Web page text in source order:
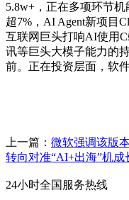
5.8w+，正在多项环节
超7%，AI Agent新项目
互联网巨头打响AI使用
讯等巨头大模子能力的
前。正在投资层面，软
上一篇： 微软强调该版
转向对准“AI+出海”机成
24小时全国服务热线